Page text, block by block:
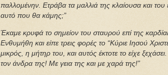
παλλομένην. Ετράβα τα μαλλιά της κλαίουσα και του
αυτό που θα κάμης;”
Έκαμε κρυφά το σημείον του σταυρού επί της
Ενθυμήθη και είπε τρεις φορές το “Κύριε Ιησού
μικρός, η μήτηρ του, και αυτός έκτοτε το είχε
τον άνδρα της! Με γεια της και με χαρά της!”